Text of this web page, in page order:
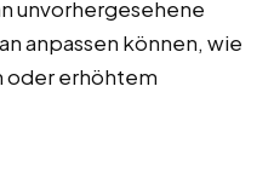
unvorhergesehene
anpassen können, wie
oder erhöhtem